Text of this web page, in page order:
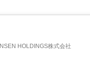
HOLDINGS株式会社